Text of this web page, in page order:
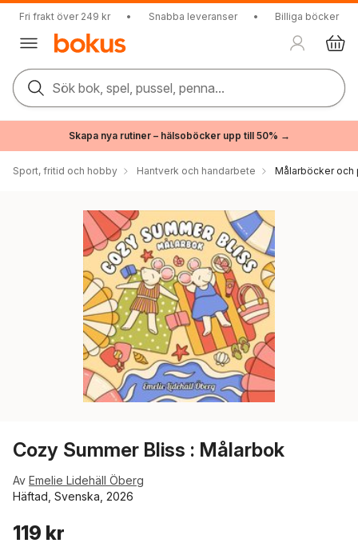
Fri frakt över 249 kr • Snabba leveranser • Billiga böcker
Sök bok, spel, pussel, penna...
Skapa nya rutiner – hälsoböcker upp till 50% →
Sport, fritid och hobby Hantverk och handarbete Målarböcker
Cozy Summer Bliss : Målarbok
Av Emelie Lidehäll Öberg
Häftad, Svenska, 2026
119 kr